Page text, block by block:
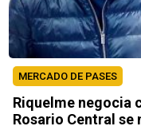
MERCADO DE PASES
Riquelme negocia
Rosario Central se